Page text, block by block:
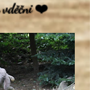
vděčni ❤️